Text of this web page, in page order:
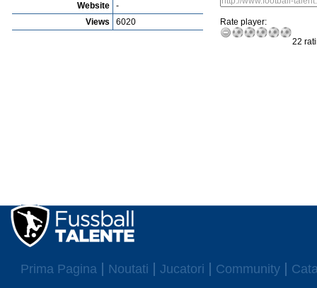
Website
-
Views
6020
Rate player:
22
Prima Pagina Noutati Jucatori Community